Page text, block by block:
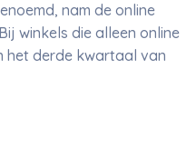
nam de online
winkels die alleen online
het derde kwartaal van